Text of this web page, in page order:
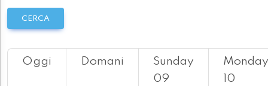
CERCA
Oggi Domani
Sunday
09
Monday
10